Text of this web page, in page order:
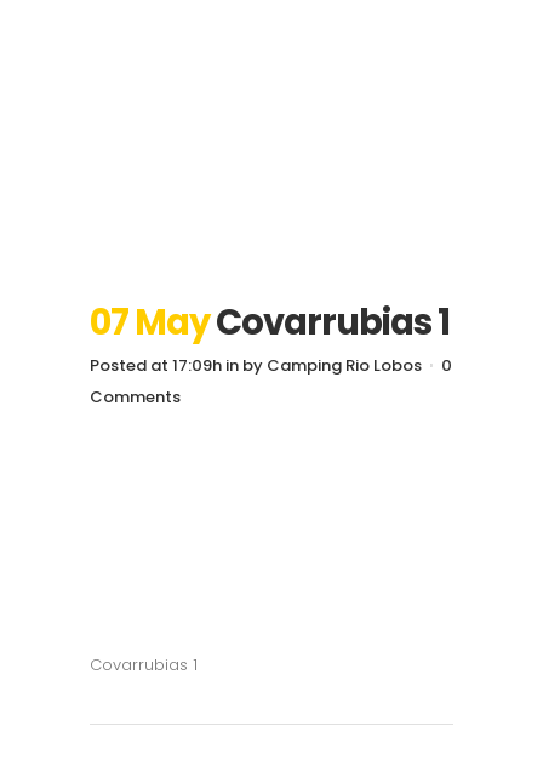
07 MayCovarrubias 1
Posted at 17:09h in by Camping Rio Lobos
0
Comments
Covarrubias 1